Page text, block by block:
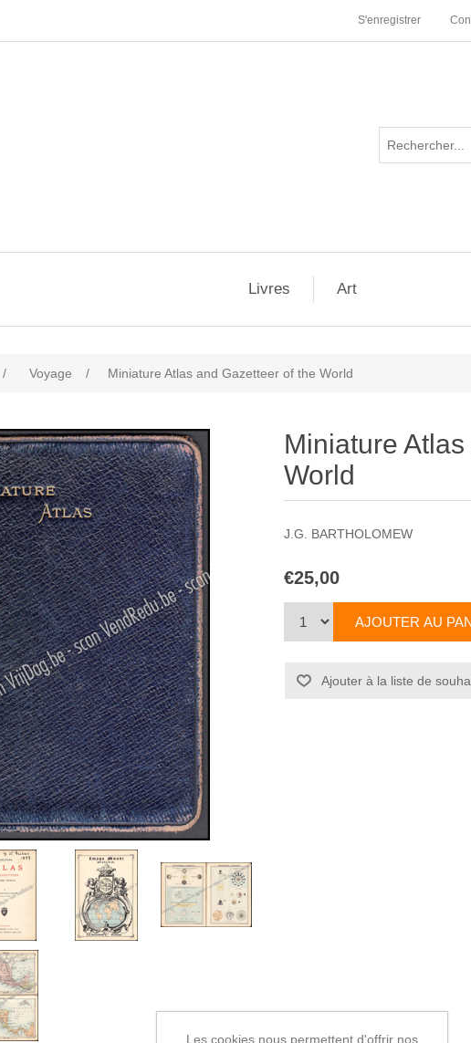
S'enregistrer
Livres Art
/ Voyage / Miniature Atlas and Gazetteer of the World
Miniature
World
J.G. BARTHOLOMEW
€25,00
Les cookies nous permettent d'offrir nos